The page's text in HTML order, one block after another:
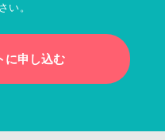
い。
に申し込む